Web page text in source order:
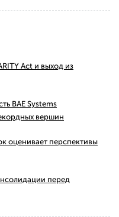
Act и выход из
BAE Systems
вершин
оценивает перспективы
перед